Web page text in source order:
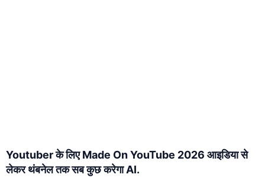
Youtuber के लिए Made On YouTube 2026 आइडिया से
लेकर थंबनेल तक सब कुछ करेगा AI.